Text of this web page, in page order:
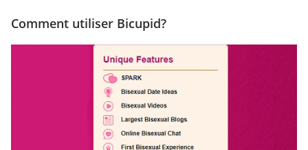
Comment utiliser Bicupid?